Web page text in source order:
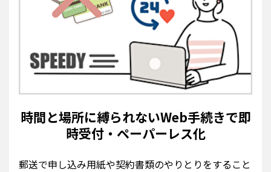
時間と場所に縛られないWeb手続きで即
時受付・ペーパーレス化
郵送で申し込み用紙や契約書類のやりとりをすること